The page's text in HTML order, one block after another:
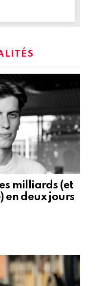
milliards (et
en deux jours